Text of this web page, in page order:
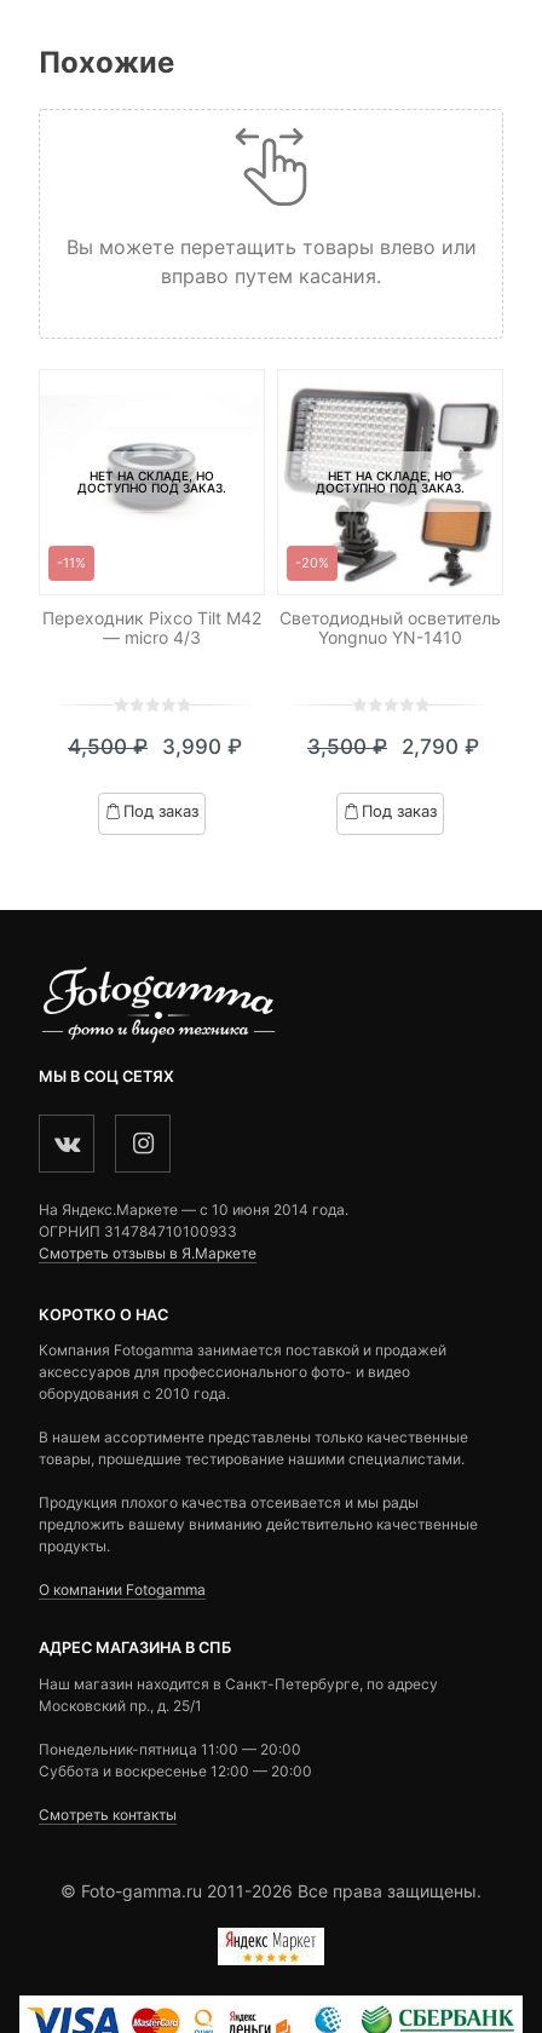
Похожие
Вы можете перетащить товары влево или
вправо путем касания.
НЕТ НА СКЛАДЕ, НО
ДОСТУПНО ПОД ЗАКАЗ.
-11%
Переходник Pixco Tilt M42
— micro 4/3
out
based
on
4,500₽
Первоначальная
цена
составляла
3,990 ₽
Текущая
цена:
3,990 ₽.
Под заказ
НЕТ НА СКЛАДЕ, НО
ДОСТУПНО ПОД ЗАКАЗ.
-20%
Светодиодный осветитель
Yongnuo YN-1410
out
based
on
3,500₽
цена
составляла
2,790 ₽
Текущая
цена:
2,790 ₽.
Под заказ
МЫ В СОЦ СЕТЯХ
На Яндекс.Маркете — c 10 июня 2014 года.
ОГРНИП 314784710100933
Смотреть отзывы в Я.Маркете
КОРОТКО О НАС
Компания Fotogamma занимается поставкой и продажей
аксессуаров для профессионального фото- и видео
оборудования с 2010 года.
В нашем ассортименте представлены только качественные
товары, прошедшие тестирование нашими специалистами.
Продукция плохого качества отсеивается и мы рады
предложить вашему вниманию действительно качественные
продукты.
О компании Fotogamma
АДРЕС МАГАЗИНА В СПБ
Наш магазин находится в Санкт-Петербурге, по адресу
Московский пр., д. 25/1
Понедельник-пятница 11:00 — 20:00
Суббота и воскресенье 12:00 — 20:00
Смотреть контакты
© Foto-gamma.ru 2011-2026 Все права защищены.